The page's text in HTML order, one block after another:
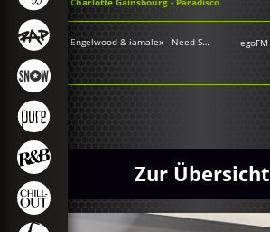
Engelwood & iamalex - Need Somebody egoFM
Zur Übersicht